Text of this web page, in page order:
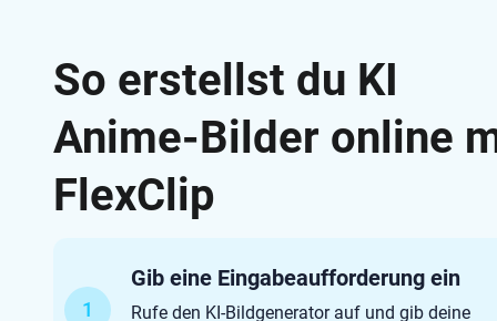
So erstellst du KI
Anime-Bilder online
FlexClip
1
Gib eine Eingabeaufforderung ein
Rufe den KI-Bildgenerator auf und gib deine